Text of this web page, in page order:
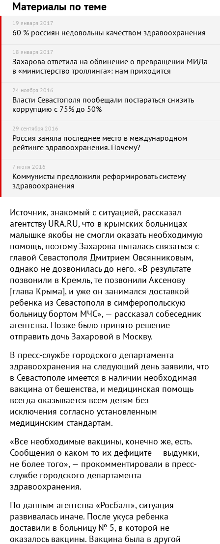
Материалы по теме
19 января 2017
60 % россиян недовольны качеством здравоохранения
18 января 2017
Захарова ответила на обвинение о превращении МИДа
в «министерство троллинга»: нам приходится
24 ноября 2016
Власти Севастополя пообещали постараться снизить
коррупцию с 75% до 50%
29 сентября 2016
Россия заняла последнее место в международном
рейтинге здравоохранения. Почему?
7 июня 2016
Коммунисты предложили реформировать систему
здравоохранения
Источник, знакомый с ситуацией, рассказал
агентству URA.RU, что в крымских больницах
малышке якобы не смогли оказать необходимую
помощь, поэтому Захарова пыталась связаться с
главой Севастополя Дмитрием Овсянниковым,
однако не дозвонилась до него. «В результате
позвонили в Кремль, те позвонили Аксенову
[глава Крыма], и уже он занимался доставкой
ребенка из Севастополя в симферопольскую
больницу бортом МЧС», — рассказал собеседник
агентства. Позже было принято решение
отправить дочь Захаровой в Москву.
В пресс-службе городского департамента
здравоохранения на следующий день заявили, что
в Севастополе имеется в наличии необходимая
вакцина от бешенства, и медицинская помощь
всегда оказывается всем детям без
исключения согласно установленным
медицинским стандартам.
«Все необходимые вакцины, конечно же, есть.
Сообщения о каком-то их дефиците — выдумки,
не более того», — прокомментировали в пресс-
службе городского департамента
здравоохранения.
По данным агентства «Росбалт», ситуация
развивалась иначе. После укуса ребенка
доставили в больницу № 5, в которой не
оказалось вакцины. Вакцина была в другой